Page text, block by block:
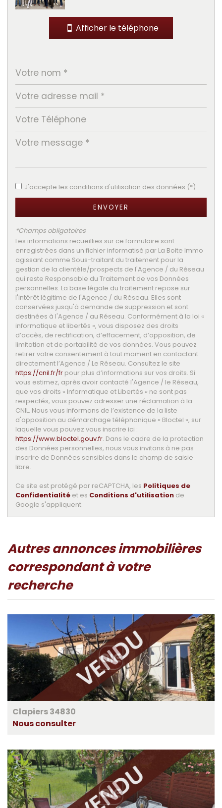
Bibliothèque
Bureau de poste
statistiques
Nombre d'habitants
Propriétaires (vs. locataires)
Taxe habitation
19,60 %
Habitants de moins de 25 ans
32,27 %
Habitants de 25 à 55 ans
39,94 %
Habitants de plus de 55 ans
27,79 %
Nombre d'enfants par famille
Familles sans enfant
Familles avec 1 ou 2 enfants
Maisons
84,24 %
Appartements
15,76 %
Familles avec 3 enfants
6,80 %
Afficher le téléphone
J'accepte les conditions d'utilisation des données (*)
ENVOYER
*Champs obligatoires
Les informations recueillies sur ce formulaire sont
enregistrées dans un fichier informatisé par La Boite Immo
agissant comme Sous-traitant du traitement pour la
gestion de la clientèle/prospects de l'Agence / du Réseau
qui reste Responsable du Traitement de vos Données
personnelles. La base légale du traitement repose sur
l'intérêt légitime de l'Agence / du Réseau. Elles sont
conservées jusqu'à demande de suppression et sont
destinées à l'Agence / au Réseau. Conformément à la loi «
informatique et libertés », vous disposez des droits
d’accès, de rectification, d’effacement, d’opposition, de
limitation et de portabilité de vos données. Vous pouvez
retirer votre consentement à tout moment en contactant
directement l’Agence / Le Réseau. Consultez le site
https://cnil.fr/fr pour plus d’informations sur vos droits. Si
vous estimez, après avoir contacté l'Agence / le Réseau,
que vos droits « Informatique et Libertés » ne sont pas
respectés, vous pouvez adresser une réclamation à la
CNIL. Nous vous informons de l’existence de la liste
d'opposition au démarchage téléphonique « Bloctel », sur
laquelle vous pouvez vous inscrire ici :
https://www.bloctel.gouv.fr. Dans le cadre de la protection
des Données personnelles, nous vous invitons à ne pas
inscrire de Données sensibles dans le champ de saisie
libre.
Ce site est protégé par reCAPTCHA, les Politiques de
Confidentialité et es Conditions d'utilisation de
Google s'appliquent.
autres annonces immobilières
correspondant à votre
recherche
Clapiers 34830
Nous consulter